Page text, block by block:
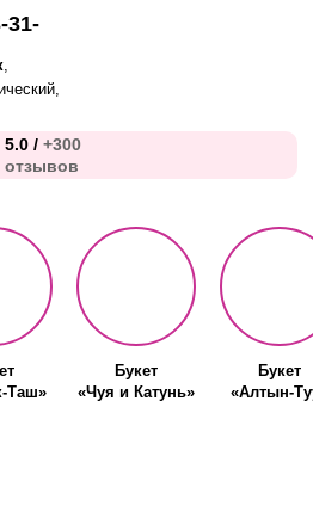
5.0 / +300
отзывов
,
31-
Таш»
Букет
«Чуя и Катунь»
Букет
«Алтын-